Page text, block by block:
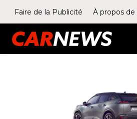
Faire de la Publicité À propos de